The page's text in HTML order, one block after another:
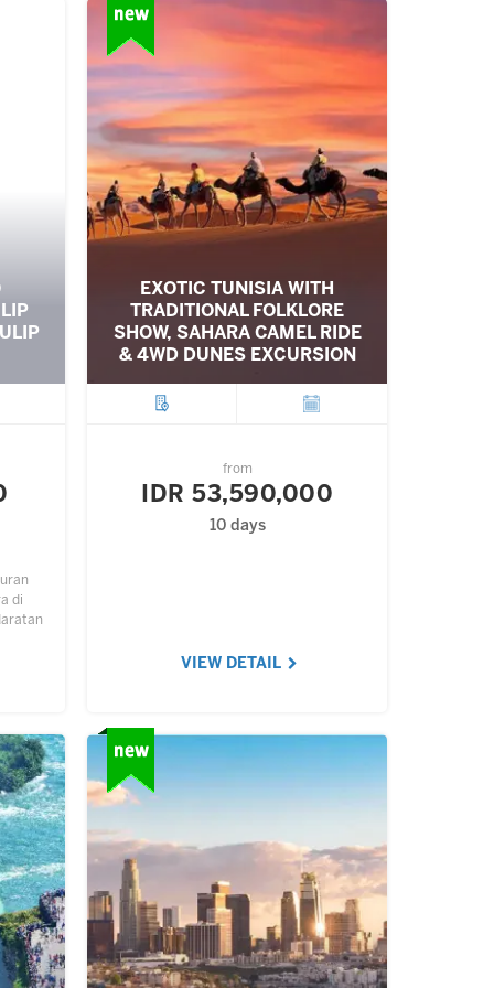
di
EXOTIC TUNISIA WITH
TRADITIONAL FOLKLORE
SHOW, SAHARA CAMEL RIDE
& 4WD DUNES EXCURSION
from
IDR 53,590,000
10 days
VIEW DETAIL